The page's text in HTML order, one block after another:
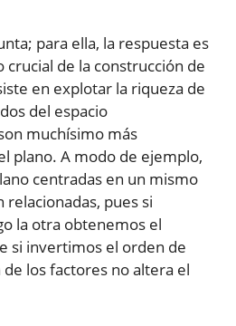
para ella, la respuesta es
crucial de la construcción de
en explotar la riqueza de
del espacio
muchísimo más
plano. A modo de ejemplo,
centradas en un mismo
pues si
la otra obtenemos el
si invertimos el orden de
los factores no altera el